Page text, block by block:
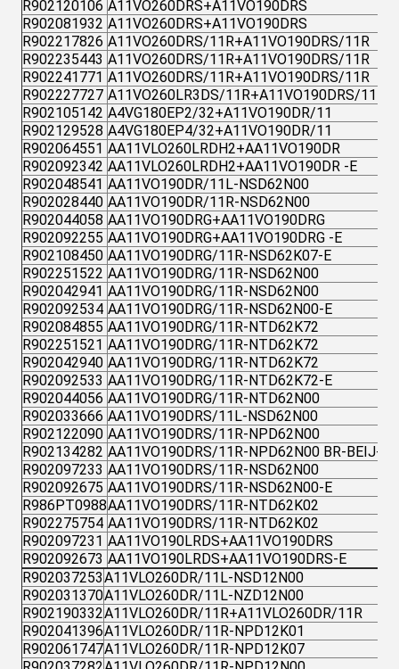
R902120106 A11VO260DRS+A11VO190DRS
R902081932 A11VO260DRS+A11VO190DRS
R902217826 A11VO260DRS/11R+A11VO190DRS/11R
R902235443 A11VO260DRS/11R+A11VO190DRS/11R
R902241771 A11VO260DRS/11R+A11VO190DRS/11R
R902227727 A11VO260LR3DS/11R+A11VO190DRS/11R
R902105142 A4VG180EP2/32+A11VO190DR/11
R902129528 A4VG180EP4/32+A11VO190DR/11
R902064551 AA11VLO260LRDH2+AA11VO190DR
R902092342 AA11VLO260LRDH2+AA11VO190DR -E
R902048541 AA11VO190DR/11L-NSD62N00
R902028440 AA11VO190DR/11R-NSD62N00
R902044058 AA11VO190DRG+AA11VO190DRG
R902092255 AA11VO190DRG+AA11VO190DRG -E
R902108450 AA11VO190DRG/11R-NSD62K07-E
R902251522 AA11VO190DRG/11R-NSD62N00
R902042941 AA11VO190DRG/11R-NSD62N00
R902092534 AA11VO190DRG/11R-NSD62N00-E
R902084855 AA11VO190DRG/11R-NTD62K72
R902251521 AA11VO190DRG/11R-NTD62K72
R902042940 AA11VO190DRG/11R-NTD62K72
R902092533 AA11VO190DRG/11R-NTD62K72-E
R902044056 AA11VO190DRG/11R-NTD62N00
R902033666 AA11VO190DRS/11L-NSD62N00
R902122090 AA11VO190DRS/11R-NPD62N00
R902134282 AA11VO190DRS/11R-NPD62N00 BR-BEIJ-1
R902097233 AA11VO190DRS/11R-NSD62N00
R902092675 AA11VO190DRS/11R-NSD62N00-E
R986PT0988AA11VO190DRS/11R-NTD62K02
R902275754 AA11VO190DRS/11R-NTD62K02
R902097231 AA11VO190LRDS+AA11VO190DRS
R902092673 AA11VO190LRDS+AA11VO190DRS-E
R902037253A11VLO260DR/11L-NSD12N00
R902031370A11VLO260DR/11L-NZD12N00
R902190332A11VLO260DR/11R+A11VLO260DR/11R
R902041396A11VLO260DR/11R-NPD12K01
R902061747A11VLO260DR/11R-NPD12K07